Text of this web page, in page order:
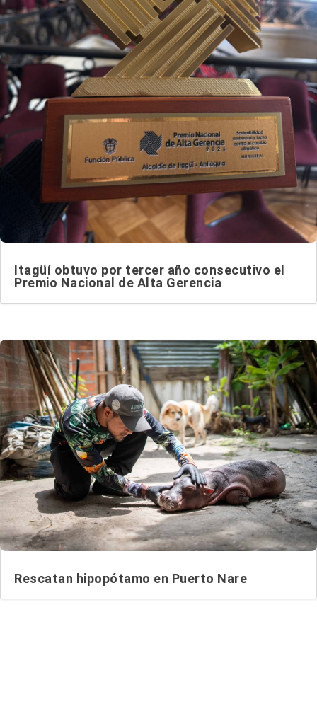
Itagüí obtuvo por tercer año consecutivo el
Premio Nacional de Alta Gerencia
Rescatan hipopótamo en Puerto Nare